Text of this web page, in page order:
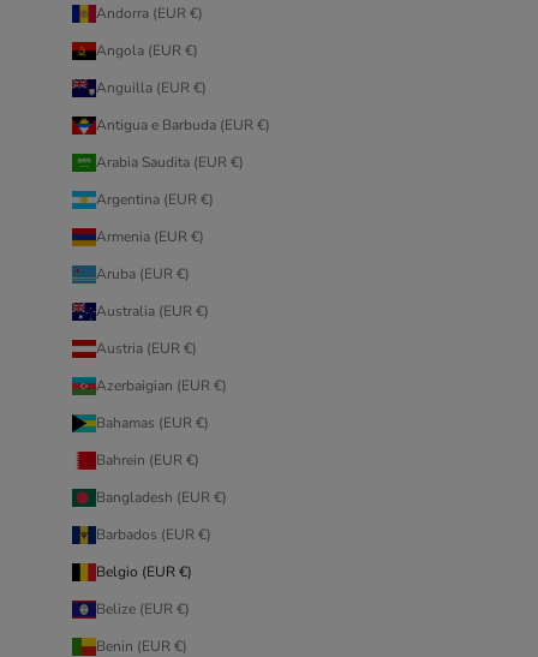
Andorra (EUR €)
Angola (EUR €)
Anguilla (EUR €)
Antigua e Barbuda (EUR €)
Arabia Saudita (EUR €)
Argentina (EUR €)
Armenia (EUR €)
Aruba (EUR €)
Australia (EUR €)
Austria (EUR €)
Azerbaigian (EUR €)
Bahamas (EUR €)
Bahrein (EUR €)
Bangladesh (EUR €)
Barbados (EUR €)
Belgio (EUR €)
Belize (EUR €)
Benin (EUR €)